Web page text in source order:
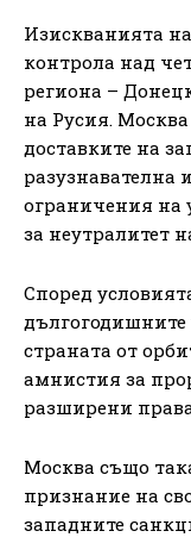
Изискванията
контрола над
региона –
на Русия.
доставките на
ограничения на
за неутралитет
Според
дългогодишните
страната от
амнистия за
разширени
Москва също
признание на
западните